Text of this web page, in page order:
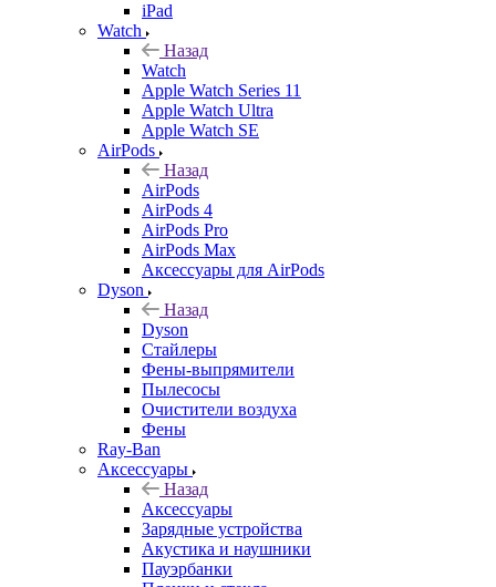
iPad
Watch
Назад
Watch
Apple Watch Series 11
Apple Watch Ultra
Apple Watch SE
AirPods
Назад
AirPods
AirPods 4
AirPods Pro
AirPods Max
Аксессуары для AirPods
Dyson
Назад
Dyson
Стайлеры
Фены-выпрямители
Пылесосы
Очистители воздуха
Фены
Ray-Ban
Аксессуары
Назад
Аксессуары
Зарядные устройства
Акустика и наушники
Пауэрбанки